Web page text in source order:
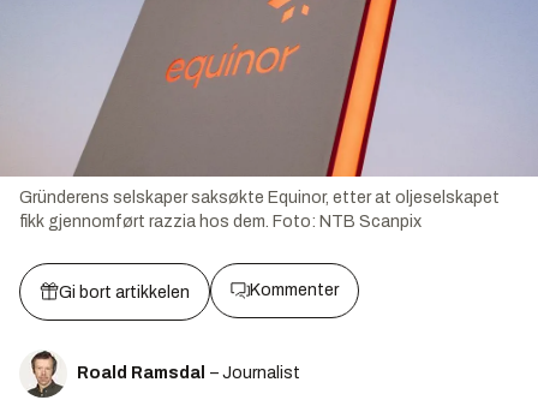
Gründerens selskaper saksøkte Equinor, etter at oljeselskapet
fikk gjennomført razzia hos dem. Foto: NTB Scanpix
Gi bort artikkelen Kommenter
Roald Ramsdal – Journalist